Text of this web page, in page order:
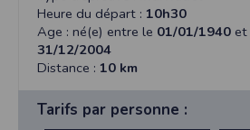
Heure du départ : 10h30
Age : né(e) entre le 01/01/1940 et
31/12/2004
Distance : 10 km
Tarifs par personne :
Sous l'onglet
Cliquez sur le
Dans la
Safari